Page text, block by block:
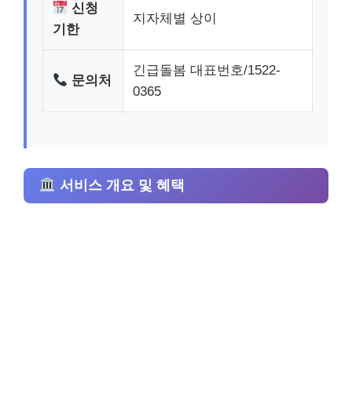
신청
기한
지자체별 상이
문의처
긴급돌봄 대표번호/1522-
0365
서비스 개요 및 혜택